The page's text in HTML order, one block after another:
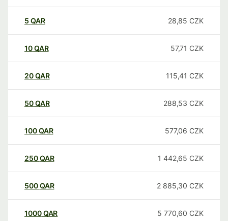
5 QAR 28,85 CZK
10QAR 57,71 CZK
20QAR 115,41 CZK
50QAR 288,53 CZK
100QAR 577,06 CZK
250QAR 1 442,65 CZK
500QAR 2 885,30 CZK
1000QAR 5 770,60 CZK